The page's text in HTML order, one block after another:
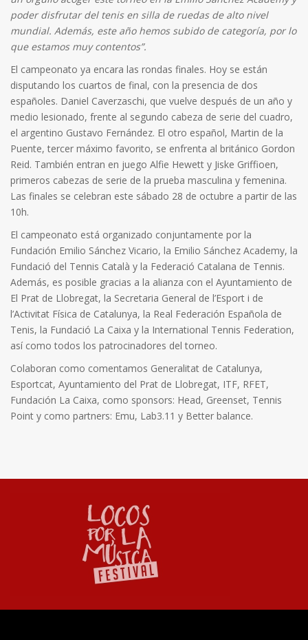
poder disfrutar del tenis en silla de ruedas de alto nivel
mundial. Además, este año hemos subido de categoría, por lo
que estamos muy contentos”.
El campeonato ya encara las rondas finales. Hoy se están
disputando los cuartos de final, con la presencia de dos
españoles. Daniel Caverzaschi, que vuelve después de un año y
medio lesionado, frente al segundo cabeza de serie del cuadro,
el argentino Gustavo Fernández. El otro español, Martin de la
Puente, tercer máximo favorito, se enfrenta al británico Gordon
Reid. También entran en juego Alfie Hewett y Jiske Griffioen,
primeros cabezas de serie de la prueba masculina y femenina.
Las finales se celebran este sábado 28 de octubre a partir de las
10h.
El campeonato está organizado conjuntamente por la
Fundación Emilio Sánchez Vicario, la Emilio Sánchez Academy, la
Fundació del Tennis Català y la Federació Catalana de Tennis.
Además, es posible gracias a la alianza con el Ayuntamiento de
El Prat de Llobregat, la Secretaria General de l’Esport i de
l’Activitat Física de Catalunya, la Real Federación Española de
Tenis, la Fundació La Caixa y la International Tennis Federation,
así como todos los patrocinadores del torneo.
Colaboran como comentamos Generalitat de Catalunya,
Esportcat, Ayuntamiento del Prat de Llobregat, ITF, RFET,
Fundación La Caixa, como sponsors: Head, Greenset, Tennis
Point y como partners: Emu, Lab3.11 y Better balance.